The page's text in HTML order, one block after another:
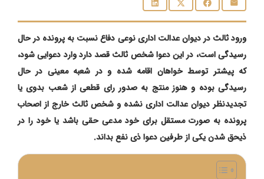
ورود ثالث در دیوان عدالت ادارینوعی دفاع نسبت به پرونده در حال
رسیدگی است، در این دعوا شخص ثالث قصد دارد وارد دعوایی شود،
که پیشتر توسط خواهان اقامه شده و در شعبه معینی در حال
رسیدگی بوده و هنوز منتج به صدور رای قطعی از شعب بدوی یا
تجدیدنظر دیوان عدالت اداری نشده و شخص ثالث خارج از اصحاب
پرونده به صورت مستقل برای خود مدعی حقی باشد یا خود را در
ذیحق شدن یکی از طرفین دعوا ذی نفع بداند.